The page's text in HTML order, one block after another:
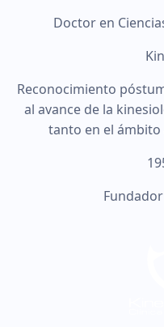
Doctor en
Reconocimiento
al avance de la
tanto en el ámbito